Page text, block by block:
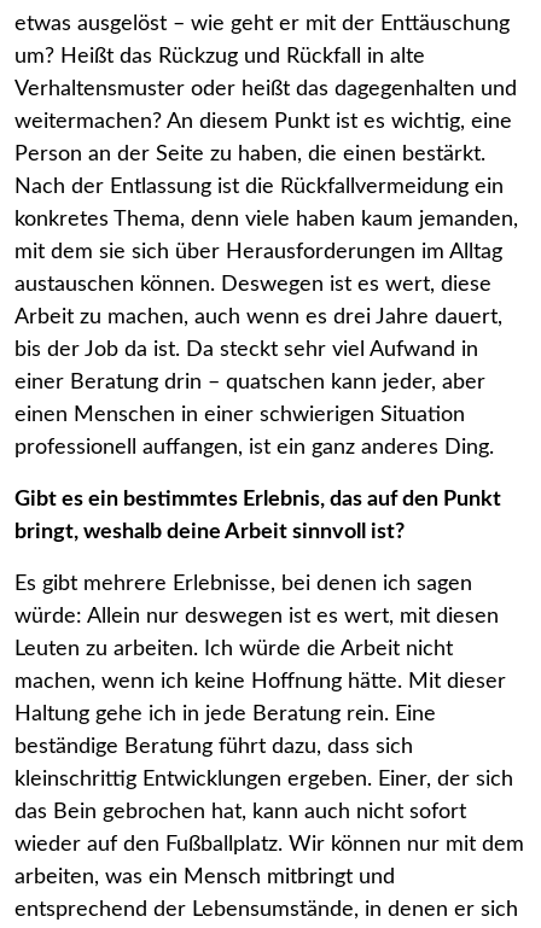
etwas ausgelöst – wie geht er mit der Enttäuschung
um? Heißt das Rückzug und Rückfall in alte
Verhaltensmuster oder heißt das dagegenhalten und
weitermachen? An diesem Punkt ist es wichtig, eine
Person an der Seite zu haben, die einen bestärkt.
Nach der Entlassung ist die Rückfallvermeidung ein
konkretes Thema, denn viele haben kaum jemanden,
mit dem sie sich über Herausforderungen im Alltag
austauschen können. Deswegen ist es wert, diese
Arbeit zu machen, auch wenn es drei Jahre dauert,
bis der Job da ist. Da steckt sehr viel Aufwand in
einer Beratung drin – quatschen kann jeder, aber
einen Menschen in einer schwierigen Situation
professionell auffangen, ist ein ganz anderes Ding.
Gibt es ein bestimmtes Erlebnis, das auf den Punkt
bringt, weshalb deine Arbeit sinnvoll ist?
Es gibt mehrere Erlebnisse, bei denen ich sagen
würde: Allein nur deswegen ist es wert, mit diesen
Leuten zu arbeiten. Ich würde die Arbeit nicht
machen, wenn ich keine Hoffnung hätte. Mit dieser
Haltung gehe ich in jede Beratung rein. Eine
beständige Beratung führt dazu, dass sich
kleinschrittig Entwicklungen ergeben. Einer, der sich
das Bein gebrochen hat, kann auch nicht sofort
wieder auf den Fußballplatz. Wir können nur mit dem
arbeiten, was ein Mensch mitbringt und
entsprechend der Lebensumstände, in denen er sich